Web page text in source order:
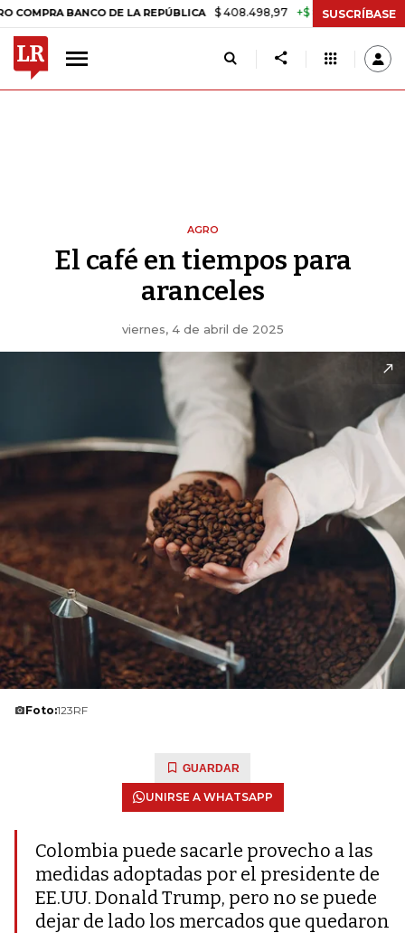
BANCO DE LA REPÚBLICA $ 408.498,97 +$ 8.753,81 +2,19%
SUSCRÍBASE
AGRO
El café en tiempos para
aranceles
viernes, 4 de abril de 2025
Foto:123RF
GUARDAR
UNIRSE A WHATSAPP
Colombia puede sacarle provecho a las
medidas adoptadas por el presidente de
EE.UU. Donald Trump, pero no se puede
dejar de lado los mercados que quedaron